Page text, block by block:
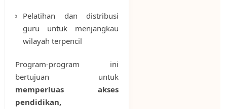
Pelatihan dan distribusi
guru untuk menjangkau
wilayah terpencil
Program-program ini
bertujuan untuk
memperluas akses
pendidikan,